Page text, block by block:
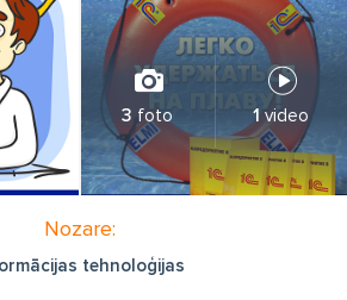
3 foto 1video
Nozare:
tehnoloģijas